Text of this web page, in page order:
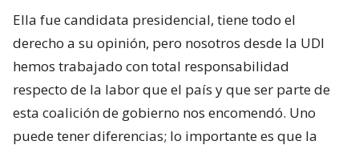
Ella fue candidata presidencial, tiene todo el
derecho a su opinión, pero nosotros desde la UDI
hemos trabajado con total responsabilidad
respecto de la labor que el país y que ser parte de
esta coalición de gobierno nos encomendó. Uno
puede tener diferencias; lo importante es que la